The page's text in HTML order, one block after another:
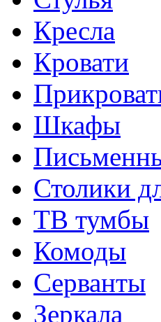
Кресла
Кровати
Шкафы
Столики
ТВ тумбы
Комоды
Серванты
Зеркала